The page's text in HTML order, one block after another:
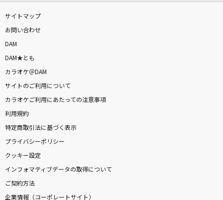
サイトマップ
お問い合わせ
DAM
DAM★とも
カラオケ＠DAM
サイトのご利用について
カラオケご利用にあたっての注意事項
利用規約
特定商取引法に基づく表示
プライバシーポリシー
クッキー設定
インフォマティブデータの取得について
ご契約方法
企業情報（コーポレートサイト）